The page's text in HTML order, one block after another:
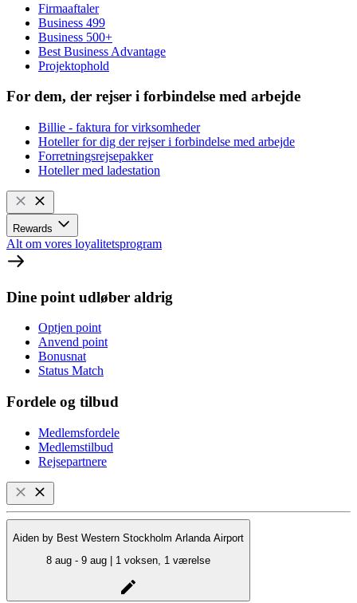
Firmaaftaler
Business 499
Business 500+
Best Business Advantage
Projektophold
For dem, der rejser i forbindelse med arbejde
Billie - faktura for virksomheder
Hoteller for dig der rejser i forbindelse med arbejde
Forretningsrejsepakker
Hoteller med ladestation
Rewards
Alt om vores loyalitetsprogram
Dine point udløber aldrig
Optjen point
Anvend point
Bonusnat
Status Match
Fordele og tilbud
Medlemsfordele
Medlemstilbud
Rejsepartnere
Aiden by Best Western Stockholm Arlanda Airport
8 aug - 9 aug | 1 voksen, 1 værelse